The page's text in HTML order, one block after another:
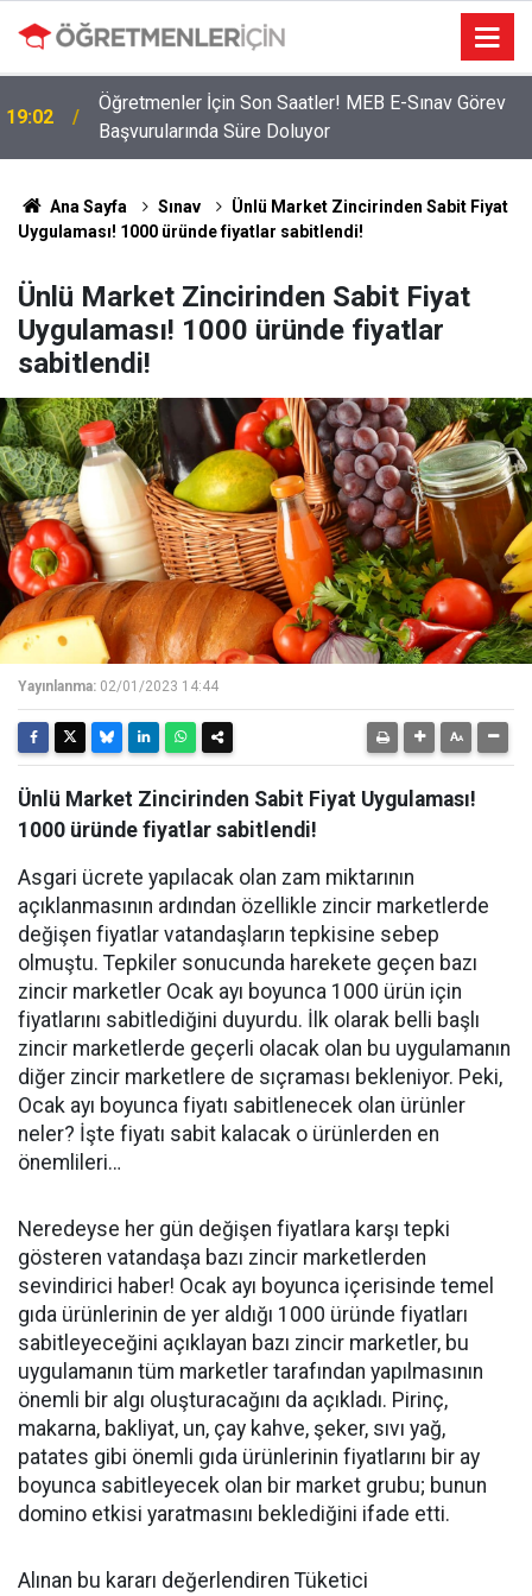
09:01
2026 Atama Sinyali Verildi: İşte MEB’in En Çok
Öğretmen Aradığı 15 Branş!
Ana Sayfa Sınav
Ünlü Market Zincirinden Sabit Fiyat
Uygulaması! 1000 üründe fiyatlar sabitlendi!
Ünlü Market Zincirinden Sabit Fiyat
Uygulaması! 1000 üründe fiyatlar
sabitlendi!
Yayınlanma: 02/01/2023 14:44
Ünlü Market Zincirinden Sabit Fiyat Uygulaması!
1000 üründe fiyatlar sabitlendi!
Asgari ücrete yapılacak olan zam miktarının
açıklanmasının ardından özellikle zincir marketlerde
değişen fiyatlar vatandaşların tepkisine sebep
olmuştu. Tepkiler sonucunda harekete geçen bazı
zincir marketler Ocak ayı boyunca 1000 ürün için
fiyatlarını sabitlediğini duyurdu. İlk olarak belli başlı
zincir marketlerde geçerli olacak olan bu uygulamanın
diğer zincir marketlere de sıçraması bekleniyor. Peki,
Ocak ayı boyunca fiyatı sabitlenecek olan ürünler
neler? İşte fiyatı sabit kalacak o ürünlerden en
önemlileri…
Neredeyse her gün değişen fiyatlara karşı tepki
gösteren vatandaşa bazı zincir marketlerden
sevindirici haber! Ocak ayı boyunca içerisinde temel
gıda ürünlerinin de yer aldığı 1000 üründe fiyatları
sabitleyeceğini açıklayan bazı zincir marketler, bu
uygulamanın tüm marketler tarafından yapılmasının
önemli bir algı oluşturacağını da açıkladı. Pirinç,
makarna, bakliyat, un, çay kahve, şeker, sıvı yağ,
patates gibi önemli gıda ürünlerinin fiyatlarını bir ay
boyunca sabitleyecek olan bir market grubu; bunun
domino etkisi yaratmasını beklediğini ifade etti.
Alınan bu kararı değerlendiren Tüketici